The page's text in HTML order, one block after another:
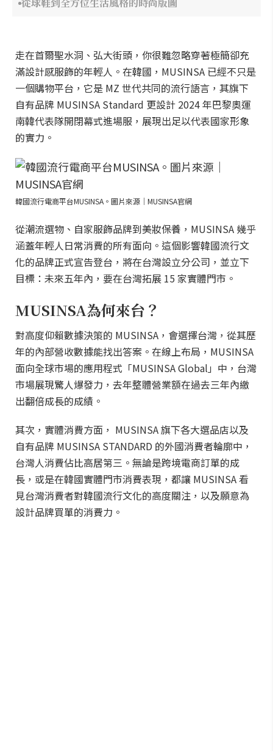
走在首爾聖水洞、弘大街頭，你很難忽略穿著極簡卻充
滿設計感服飾的年輕人。在韓國，MUSINSA 已經不只是
一個購物平台，它是 MZ 世代共同的流行語言，其旗下
自有品牌 MUSINSA Standard 更設計 2024 年巴黎奧運
南韓代表隊開閉幕式進場服，展現出足以代表國家形象
的實力。
韓國流行電商平台MUSINSA。圖片來源｜MUSINSA官網
從潮流選物、自家服飾品牌到美妝保養，MUSINSA 幾乎
涵蓋年輕人日常消費的所有面向。這個影響韓國流行文
化的品牌正式宣告登台，將在台灣設立分公司，並立下
目標：未來五年內，要在台灣拓展 15 家實體門市。
MUSINSA為何來台？
對高度仰賴數據決策的 MUSINSA，會選擇台灣，從其歷
年的內部營收數據能找出答案。在線上布局，MUSINSA
面向全球市場的應用程式「MUSINSA Global」中，台灣
市場展現驚人爆發力，去年整體營業額在過去三年內繳
出翻倍成長的成績。
其次，實體消費方面， MUSINSA 旗下各大選品店以及
自有品牌 MUSINSA STANDARD 的外國消費者輪廓中，
台灣人消費佔比高居第三。無論是跨境電商訂單的成
長，或是在韓國實體門市消費表現，都讓 MUSINSA 看
見台灣消費者對韓國流行文化的高度關注，以及願意為
設計品牌買單的消費力。